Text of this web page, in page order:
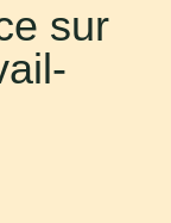
sur